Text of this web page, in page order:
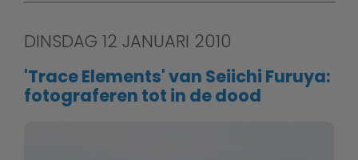
DINSDAG 12 JANUARI 2010
'Trace Elements' van Seiichi Furuya:
fotograferen tot in de dood